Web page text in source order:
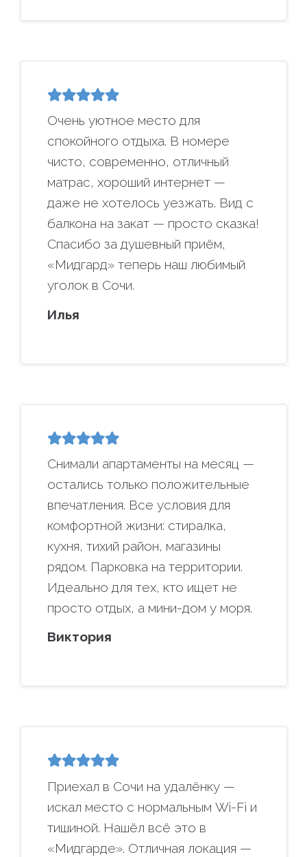
Очень уютное место для
спокойного отдыха. В номере
чисто, современно, отличный
матрас, хороший интернет —
даже не хотелось уезжать. Вид с
балкона на закат — просто сказка!
Спасибо за душевный приём,
«Мидгард» теперь наш любимый
уголок в Сочи.
Илья
Снимали апартаменты на месяц —
остались только положительные
впечатления. Все условия для
комфортной жизни: стиралка,
кухня, тихий район, магазины
рядом. Парковка на территории.
Идеально для тех, кто ищет не
просто отдых, а мини-дом у моря.
Виктория
Приехал в Сочи на удалёнку —
искал место с нормальным Wi-Fi и
тишиной. Нашёл всё это в
«Мидгарде». Отличная локация —